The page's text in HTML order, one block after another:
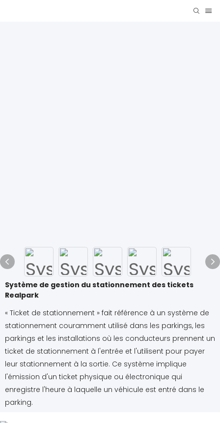
Système de gestion du stationnement des tickets
Realpark
« Ticket de stationnement » fait référence à un système de
stationnement couramment utilisé dans les parkings, les
parkings et les installations où les conducteurs prennent un
ticket de stationnement à l'entrée et l'utilisent pour payer
leur stationnement à la sortie. Ce système implique
l'émission d'un ticket physique ou électronique qui
enregistre l'heure à laquelle un véhicule est entré dans le
parking.